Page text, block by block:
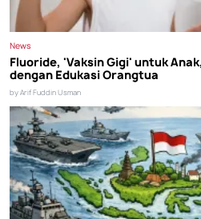
News
Fluoride, 'Vaksin Gigi' untuk
dengan Edukasi Orangtua
by Arif Fuddin Usman